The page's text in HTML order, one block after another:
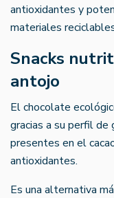
antioxidantes y
materiales
Snacks
antojo
El chocolate
gracias a su perfil
presentes en el
antioxidantes.
Es una alternativa